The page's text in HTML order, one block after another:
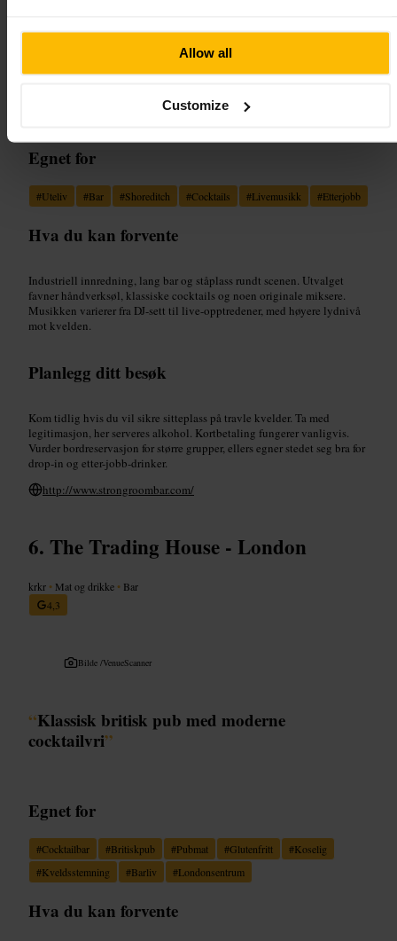
Allow all
Customize
Bilde /Adam Fenner
Egnet for
#Uteliv #Bar #Shoreditch #Cocktails #Livemusikk #Etterjobb
Hva du kan forvente
Industriell innredning, lang bar og ståplass rundt scenen. Utvalget
favner håndverksøl, klassiske cocktails og noen originale miksere.
Musikken varierer fra DJ-sett til live-opptredener, med høyere lydnivå
mot kvelden.
Planlegg ditt besøk
Kom tidlig hvis du vil sikre sitteplass på travle kvelder. Ta med
legitimasjon, her serveres alkohol. Kortbetaling fungerer vanligvis.
Vurder bordreservasjon for større grupper, ellers egner stedet seg bra for
drop-in og etter-jobb-drinker.
http://www.strongroombar.com/
The Trading House - London
krkr • Mat og drikke • Bar
4,3
Bilde /VenueScanner
“Klassisk britisk pub med moderne
cocktailvri”
Egnet for
#Cocktailbar #Britiskpub #Pubmat #Glutenfritt #Koselig
#Kveldsstemning #Barliv #Londonsentrum
Hva du kan forvente